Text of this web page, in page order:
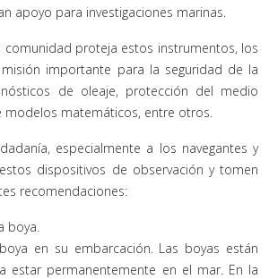
apoyo para investigaciones marinas.
comunidad proteja estos instrumentos, los
importante para la seguridad de la
de oleaje, protección del medio
modelos matemáticos, entre otros.
especialmente a los navegantes y
dispositivos de observación y tomen
recomendaciones:
boya.
en su embarcación. Las boyas están
estar permanentemente en el mar. En la